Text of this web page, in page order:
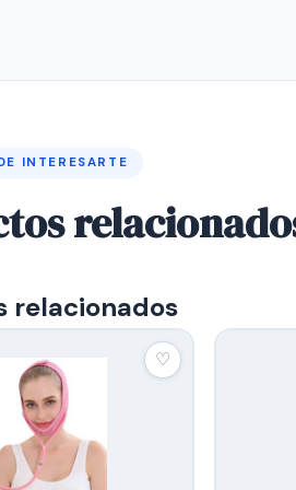
INTERESARTE
relacionados
♡